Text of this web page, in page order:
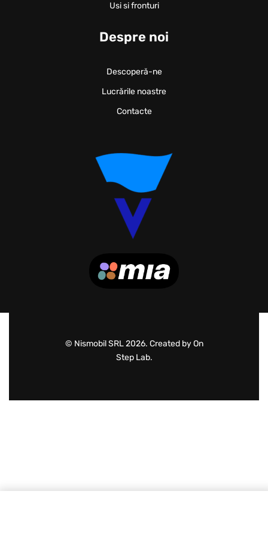
Usi si fronturi
Despre noi
Descoperă-ne
Lucrările noastre
Contacte
© Nismobil SRL 2026. Created by On
Step Lab.